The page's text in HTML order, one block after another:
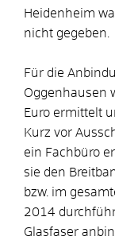
Heidenheim
nicht gegeben.
Für die
Oggenhausen
Euro ermittelt
Kurz vor
ein Fachbüro
sie den
bzw. im
2014
Glasfaser